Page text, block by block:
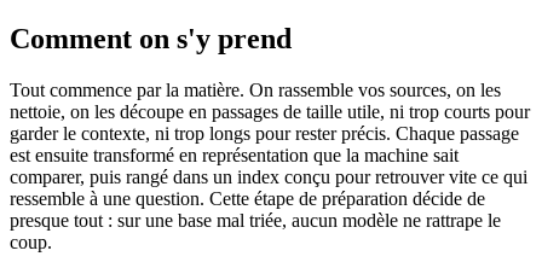
Comment on s'y prend
Tout commence par la matière. On rassemble vos sources, on les
nettoie, on les découpe en passages de taille utile, ni trop courts pour
garder le contexte, ni trop longs pour rester précis. Chaque passage
est ensuite transformé en représentation que la machine sait
comparer, puis rangé dans un index conçu pour retrouver vite ce qui
ressemble à une question. Cette étape de préparation décide de
presque tout : sur une base mal triée, aucun modèle ne rattrape le
coup.